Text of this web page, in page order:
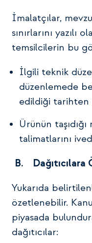
İmalatçılar,
sınırlarını
temsilcilerin bu
İlgili teknik
düzenlemede
edildiği tarihten
Ürünün
talimatlarını
B.
Yukarıda
özetlenebilir.
piyasada
dağıtıcılar: